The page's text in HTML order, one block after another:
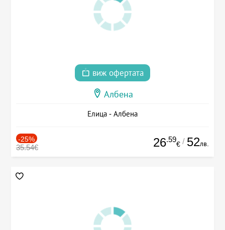
виж офертата
Албена
Елица - Албена
-25%
35.54€ 26.59
€ / 52лв.